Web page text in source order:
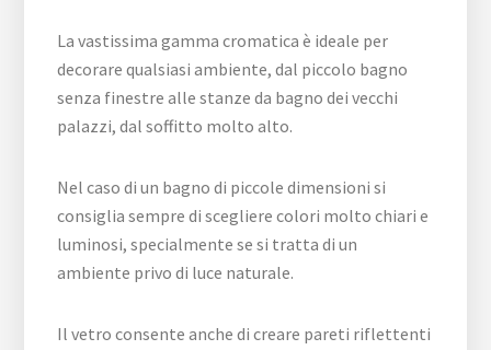
La vastissima gamma cromatica è ideale per
decorare qualsiasi ambiente, dal piccolo bagno
senza finestre alle stanze da bagno dei vecchi
palazzi, dal soffitto molto alto.
Nel caso di un bagno di piccole dimensioni si
consiglia sempre di scegliere colori molto chiari e
luminosi, specialmente se si tratta di un
ambiente privo di luce naturale.
Il vetro consente anche di creare pareti riflettenti